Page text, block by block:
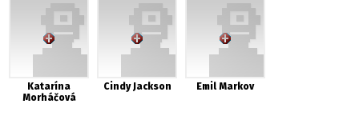
Katarína
Morháčová
Cindy Jackson Emil Markov